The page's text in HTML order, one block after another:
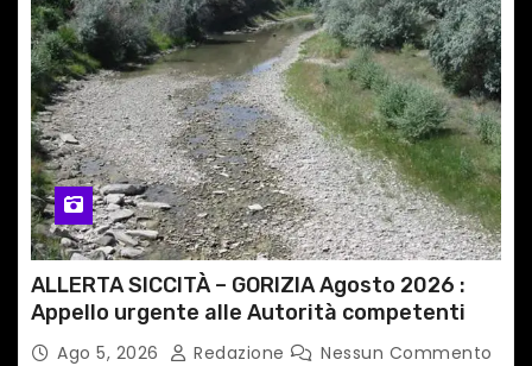
ALLERTA SICCITÀ – GORIZIA Agosto 2026 :
Appello urgente alle Autorità competenti
Ago 5, 2026 Redazione Nessun Commento